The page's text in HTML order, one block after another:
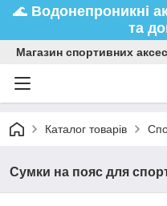
🌊 Водонепроникні
та
Магазин спортивних
Каталог товарів
Сумки на пояс для